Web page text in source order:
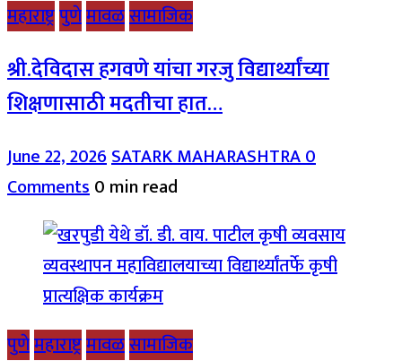
महाराष्ट्रपुणेमावळसामाजिक
श्री.देविदास हगवणे यांचा गरजु विद्यार्थ्यांच्या
शिक्षणासाठी मदतीचा हात…
June 22, 2026SATARK MAHARASHTRA0
Comments0 min read
पुणेमहाराष्ट्रमावळसामाजिक